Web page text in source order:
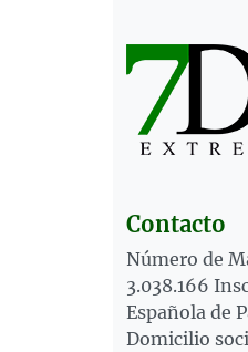
Contacto
Número de
3.038.166
Española de
Domicilio